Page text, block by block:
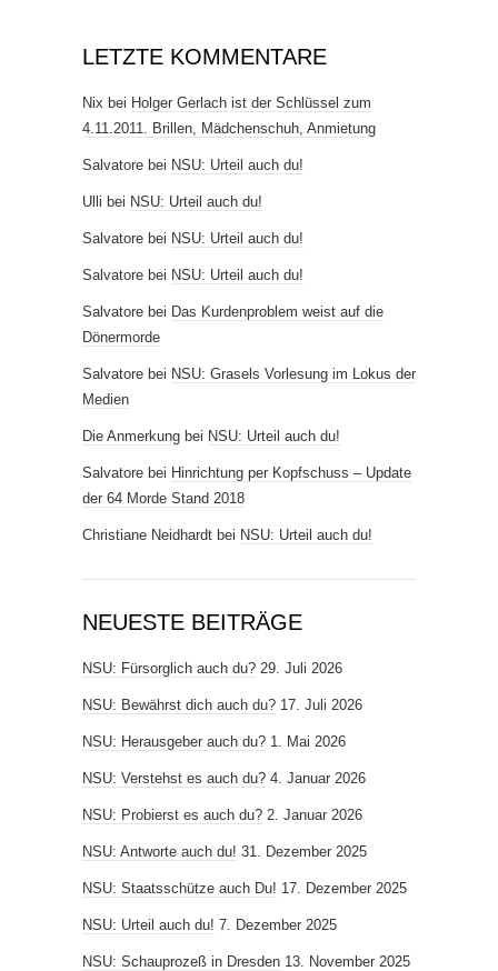
LETZTE KOMMENTARE
Nix bei Holger Gerlach ist der Schlüssel zum
4.11.2011. Brillen, Mädchenschuh, Anmietung
Salvatore bei NSU: Urteil auch du!
Ulli bei NSU: Urteil auch du!
Salvatore bei NSU: Urteil auch du!
Salvatore bei NSU: Urteil auch du!
Salvatore bei Das Kurdenproblem weist auf die
Dönermorde
Salvatore bei NSU: Grasels Vorlesung im Lokus der
Medien
Die Anmerkung bei NSU: Urteil auch du!
Salvatore bei Hinrichtung per Kopfschuss – Update
der 64 Morde Stand 2018
Christiane Neidhardt bei NSU: Urteil auch du!
NEUESTE BEITRÄGE
NSU: Fürsorglich auch du? 29. Juli 2026
NSU: Bewährst dich auch du? 17. Juli 2026
NSU: Herausgeber auch du? 1. Mai 2026
NSU: Verstehst es auch du? 4. Januar 2026
NSU: Probierst es auch du? 2. Januar 2026
NSU: Antworte auch du! 31. Dezember 2025
NSU: Staatsschütze auch Du! 17. Dezember 2025
NSU: Urteil auch du! 7. Dezember 2025
NSU: Schauprozeß in Dresden 13. November 2025